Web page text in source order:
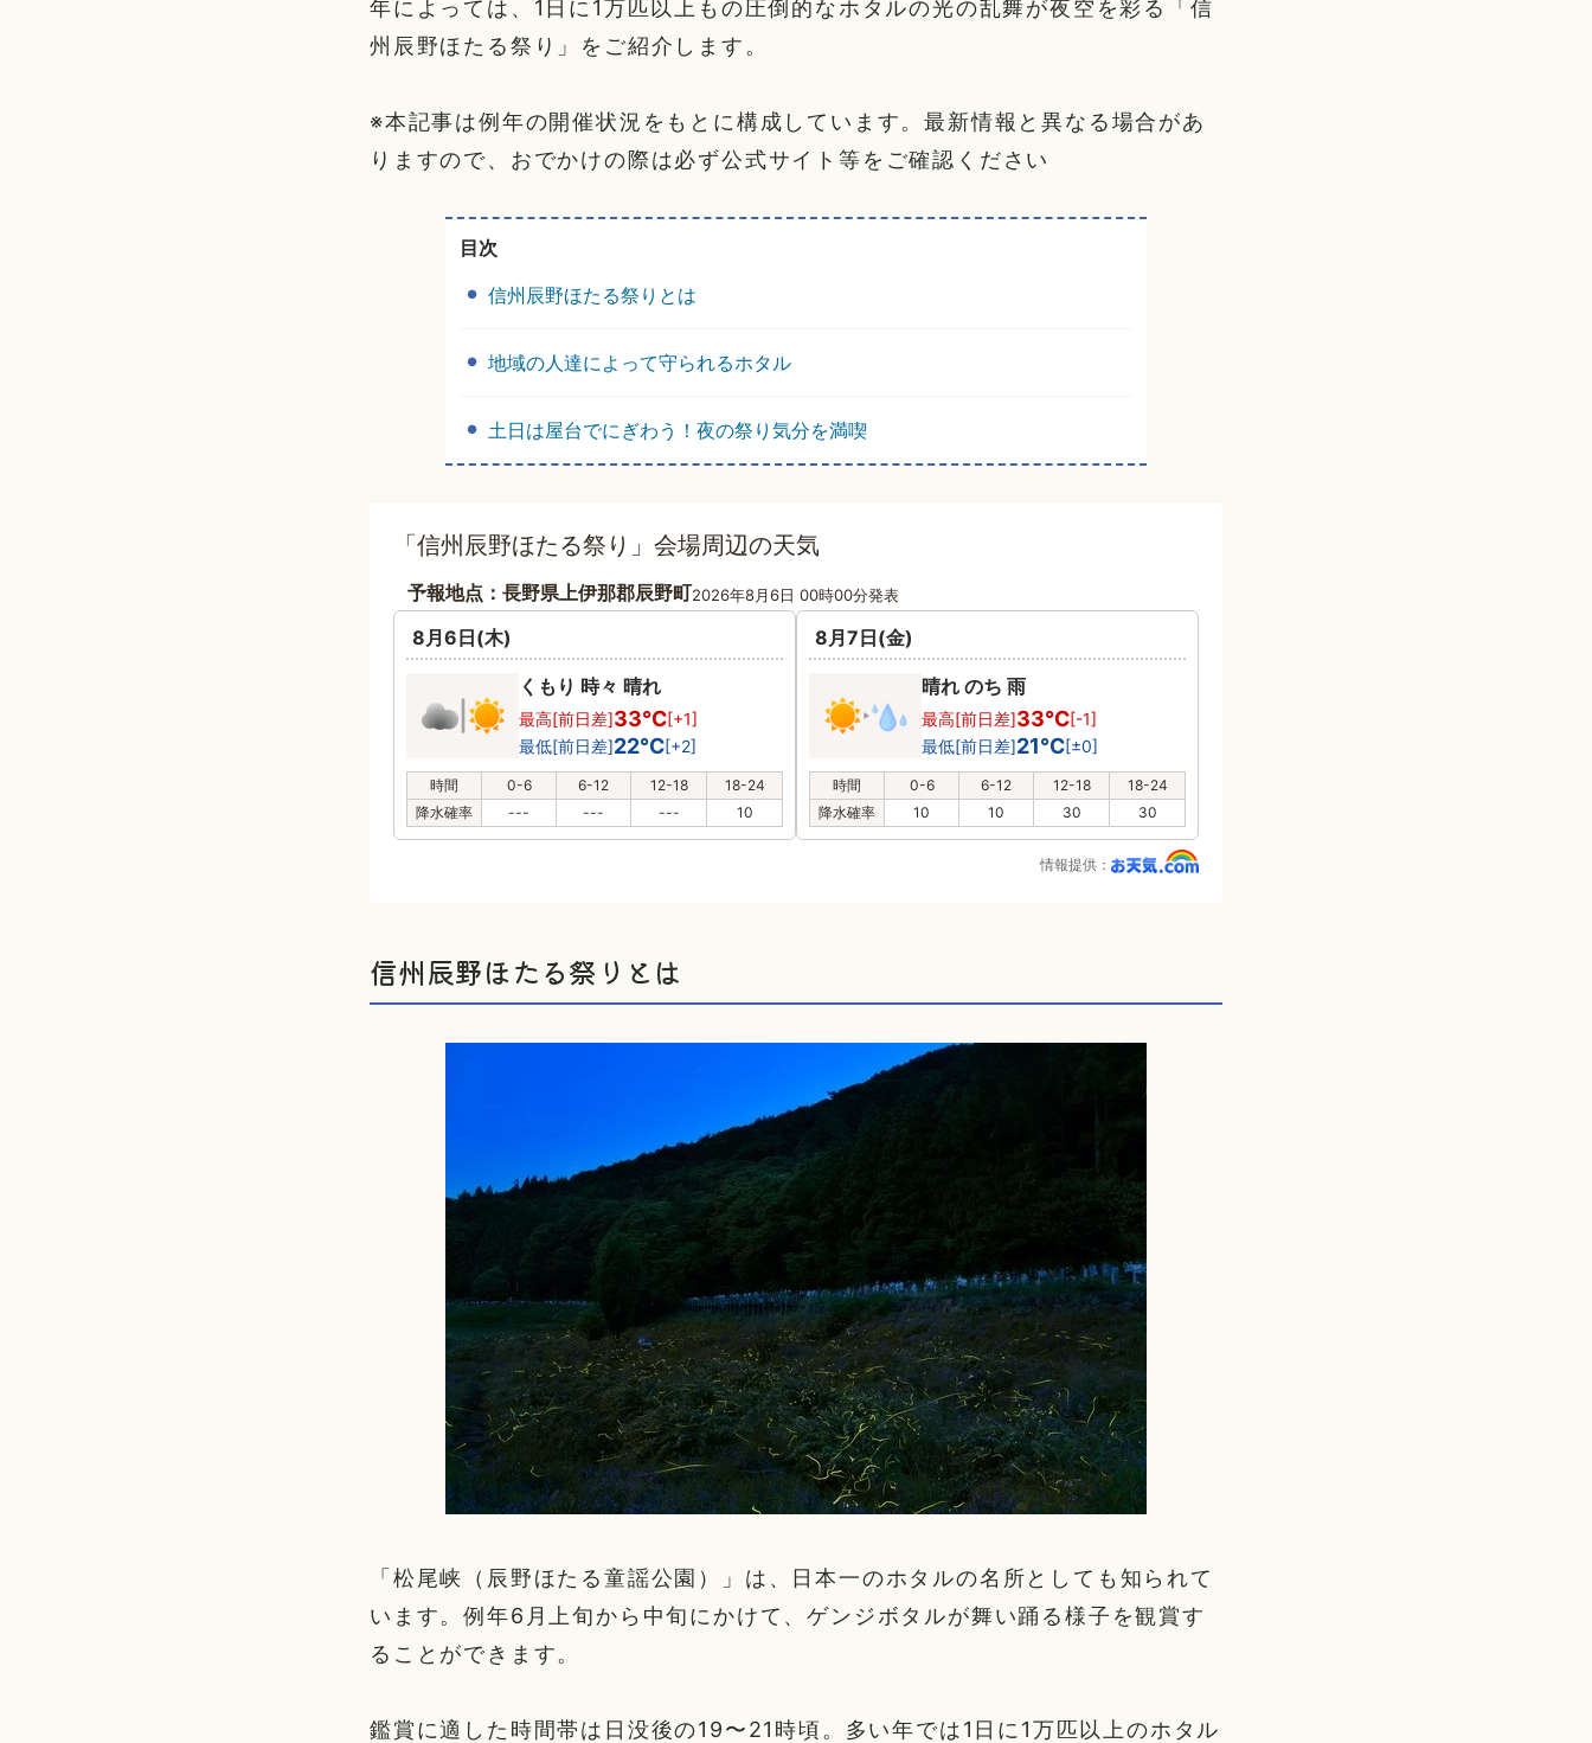
年によっては、1日に1万匹以上もの圧倒的なホタルの光の乱舞が夜空を彩る「信
州辰野ほたる祭り」をご紹介します。
※本記事は例年の開催状況をもとに構成しています。最新情報と異なる場合があ
りますので、おでかけの際は必ず公式サイト等をご確認ください
目次
信州辰野ほたる祭りとは
地域の人達によって守られるホタル
土日は屋台でにぎわう！夜の祭り気分を満喫
「信州辰野ほたる祭り」会場周辺の天気
予報地点：長野県上伊那郡辰野町2026年8月6日 00時00分発表
8月6日(木)
くもり 時々 晴れ
最高[前日差]33℃[+1]
最低[前日差]22℃[+2]
時間 0-6 6-12 12-18
18-24
降水確率
--- --- --- 10
8月7日(金)
晴れ のち 雨
最高[前日差]33℃[-1]
最低[前日差]21℃[±0]
時間 0-6 6-12 12-18
18-24
降水確率
10 10 30 30
情報提供：
信州辰野ほたる祭りとは
「松尾峡（辰野ほたる童謡公園）」は、日本一のホタルの名所としても知られて
います。例年6月上旬から中旬にかけて、ゲンジボタルが舞い踊る様子を観賞す
ることができます。
鑑賞に適した時間帯は日没後の19〜21時頃。多い年では1日に1万匹以上のホタル